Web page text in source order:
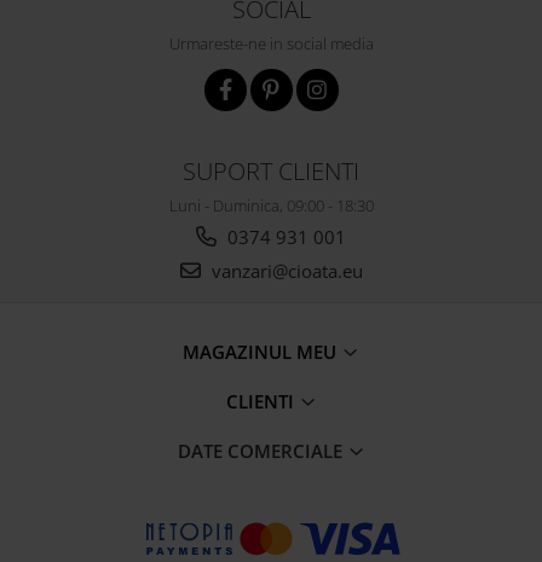
SOCIAL
Urmareste-ne in social media
SUPORT CLIENTI
Luni - Duminica, 09:00 - 18:30
0374 931 001
vanzari@cioata.eu
MAGAZINUL MEU
CLIENTI
DATE COMERCIALE